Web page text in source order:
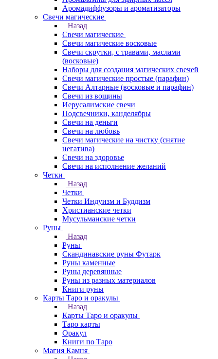
Аромадиффузоры и ароматизаторы
Свечи магические
Назад
Свечи магические
Свечи магические восковые
Свечи скрутки, с травами, маслами
(восковые)
Наборы для создания магических свечей
Свечи магические простые (парафин)
Свечи Алтарные (восковые и парафин)
Свечи из вощины
Иерусалимские свечи
Подсвечники, канделябры
Свечи на деньги
Свечи на любовь
Свечи магические на чистку (снятие
негатива)
Свечи на здоровье
Свечи на исполнение желаний
Четки
Назад
Четки
Четки Индуизм и Буддизм
Христианские четки
Мусульманские четки
Руны
Назад
Руны
Скандинавские руны Футарк
Руны каменные
Руны деревянные
Руны из разных материалов
Книги руны
Карты Таро и оракулы
Назад
Карты Таро и оракулы
Таро карты
Оракул
Книги по Таро
Магия Камня